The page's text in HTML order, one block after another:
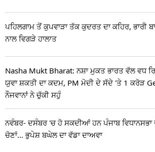
ਪਹਿਲਗਾਮ ਤੋਂ ਕੁਪਵਾੜਾ ਤੱਕ ਕੁਦਰਤ ਦਾ ਕਹਿਰ, ਭਾਰੀ
ਨਾਲ ਵਿਗੜੇ ਹਾਲਾਤ
Nasha Mukt Bharat: ਨਸ਼ਾ ਮੁਕਤ ਭਾਰਤ ਵੱਲ ਵਧ
ਯੁਵਾ ਸ਼ਕਤੀ ਦਾ ਕਦਮ, PM ਮੋਦੀ ਦੇ ਸੱਦੇ 'ਤੇ 1 ਕਰੋੜ
ਨੌਜਵਾਨਾਂ ਨੇ ਚੁੱਕੀ ਸਹੁੰ
ਨਵੰਬਰ- ਦਸੰਬਰ 'ਚ ਹੋ ਸਕਦੀਆਂ ਹਨ ਪੰਜਾਬ
ਚੋਣਾਂ... ਭੁਪੇਸ਼ ਬਘੇਲ ਦਾ ਵੱਡਾ ਦਾਅਵਾ